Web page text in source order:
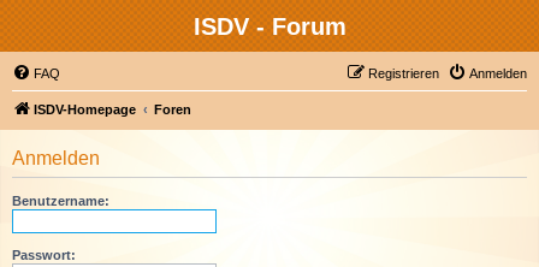
ISDV - Forum
FAQ Anmelden
Registrieren
ISDV-Homepage Foren
Anmelden
Benutzername:
Passwort: